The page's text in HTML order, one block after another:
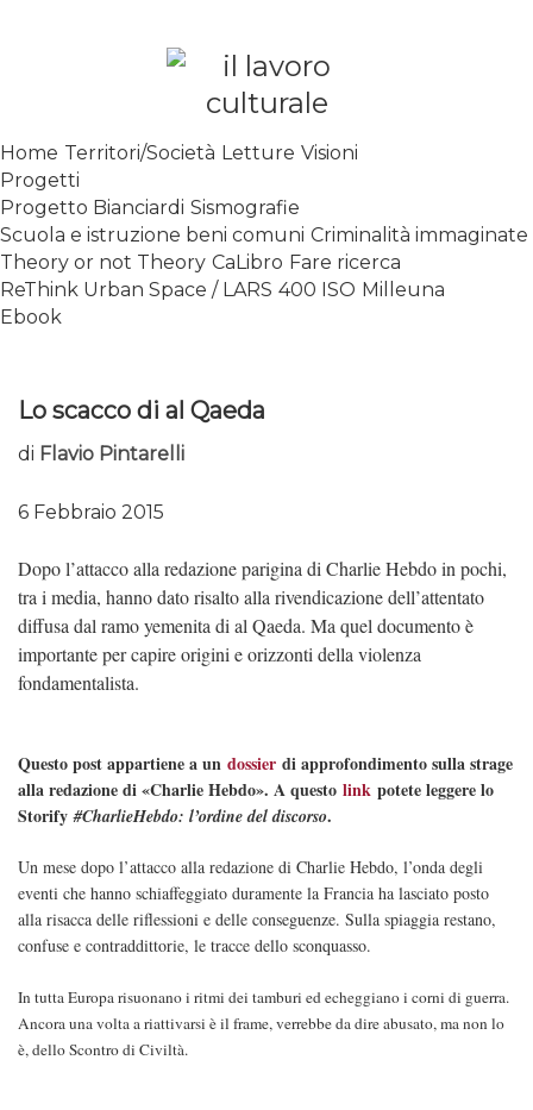
SPALANCARE LE FINESTRE DEI
CONTEMPORANEO
Home Territori/Società Letture Visioni
Progetti
Progetto Bianciardi Sismografie
Scuola e istruzione beni comuni Criminalità immaginate
Theory or not Theory CaLibro Fare ricerca
ReThink Urban Space / LARS 400 ISO Milleuna
Ebook
Lo scacco di al Qaeda
di Flavio Pintarelli
6 Febbraio 2015
Dopo l’attacco alla redazione parigina di Charlie Hebdo in pochi,
tra i media, hanno dato risalto alla rivendicazione dell’attentato
diffusa dal ramo yemenita di al Qaeda. Ma quel documento è
importante per capire origini e orizzonti della violenza
fondamentalista.
Questo post appartiene a un dossier di approfondimento sulla strage
alla redazione di «Charlie Hebdo». A questo link potete leggere lo
Storify#CharlieHebdo: l’ordine del discorso.
Un mese dopo l’attacco alla redazione di Charlie Hebdo, l’onda degli
eventi che hanno schiaffeggiato duramente la Francia ha lasciato posto
alla risacca delle riflessioni e delle conseguenze. Sulla spiaggia restano,
confuse e contraddittorie, le tracce dello sconquasso.
In tutta Europa risuonano i ritmi dei tamburi ed echeggiano i corni di guerra.
Ancora una volta a riattivarsi è il frame, verrebbe da dire abusato, ma non lo
è, dello Scontro di Civiltà.